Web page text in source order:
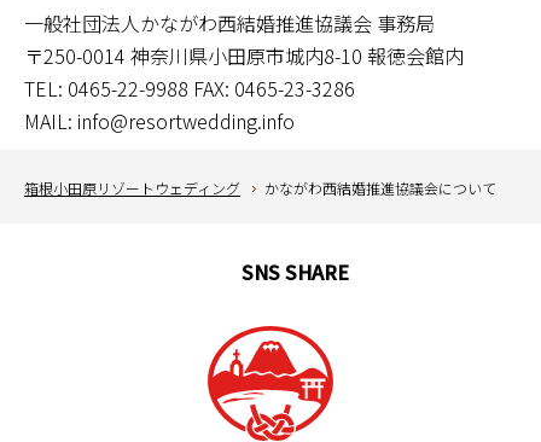
一般社団法人かながわ西結婚推進協議会 事務局
〒250-0014 神奈川県小田原市城内8-10 報徳会館内
TEL: 0465-22-9988 FAX: 0465-23-3286
MAIL: info@resortwedding.info
箱根小田原リゾートウェディング かながわ西結婚推進協議会について
中文繁体
SNS SHARE